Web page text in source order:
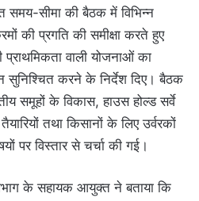
समय-सीमा की बैठक में विभिन्न
की प्रगति की समीक्षा करते हुए
प्राथमिकता वाली योजनाओं का
सुनिश्चित करने के निर्देश दिए। बैठक
समूहों के विकास, हाउस होल्ड सर्वे
तथा किसानों के लिए उर्वरकों
पर विस्तार से चर्चा की गई।
के सहायक आयुक्त ने बताया कि